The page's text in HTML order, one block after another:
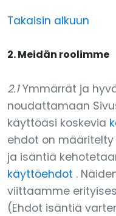
Takaisin alkuun
2. Meidän roolimme
2.1Ymmärrät ja
noudattamaan
käyttöäsi koskevia
ehdot on määritelty
ja isäntiä
käyttöehdot .
viittaamme
(Ehdot isäntiä